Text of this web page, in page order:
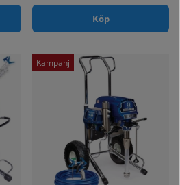
Köp
Kampanj